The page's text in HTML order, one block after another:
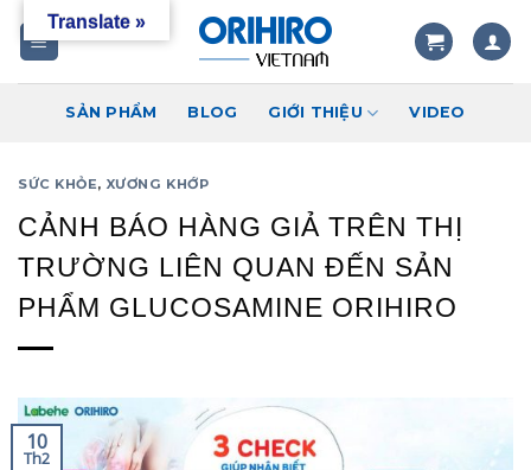
SẢN PHẨM BLOG GIỚI THIỆU VIDEO
SỨC KHỎE, XƯƠNG KHỚP
CẢNH BÁO HÀNG GIẢ TRÊN THỊ
TRƯỜNG LIÊN QUAN ĐẾN SẢN
PHẨM GLUCOSAMINE ORIHIRO
10
Th2
Translate »